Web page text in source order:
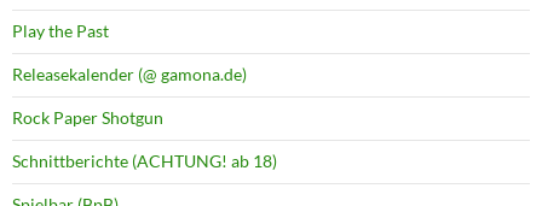
Play the Past
Releasekalender (@ gamona.de)
Rock Paper Shotgun
Schnittberichte (ACHTUNG! ab 18)